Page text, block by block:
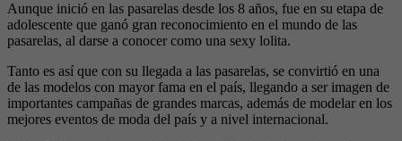
Aunque inició en las pasarelas desde los 8 años, fue en su etapa de
adolescente que ganó gran reconocimiento en el mundo de las
pasarelas, al darse a conocer como una sexy lolita.
Tanto es así que con su llegada a las pasarelas, se convirtió en una
de las modelos con mayor fama en el país, llegando a ser imagen de
importantes campañas de grandes marcas, además de modelar en los
mejores eventos de moda del país y a nivel internacional.